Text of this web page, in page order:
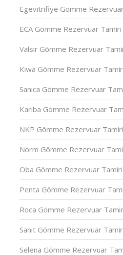
Egevitrifiye Gömme
ECA Gömme Rezervuar Tamiri
Valsir Gömme Rezervuar
Kiwa Gömme Rezervuar
Sanica Gömme Rezervuar
Kariba Gömme Rezervuar
NKP Gömme Rezervuar Tamiri
Norm Gömme Rezervuar
Oba Gömme Rezervuar Tamiri
Penta Gömme Rezervuar
Roca Gömme Rezervuar
Sanit Gömme Rezervuar
Selena Gömme Rezervuar